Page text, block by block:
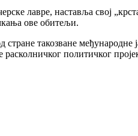
лавре, наставља свој
ове обитељи.
такозване међународне
политичког